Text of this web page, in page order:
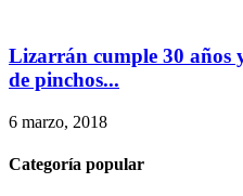
Lizarrán cumple 30 años
de pinchos...
6 marzo, 2018
Categoría popular